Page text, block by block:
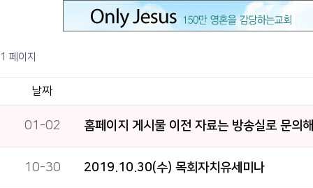
1 페이지
날짜
01-02 홈페이지 게시물 이전 자료는 방송실로 문의
10-30 2019.10.30(수) 목회자치유세미나